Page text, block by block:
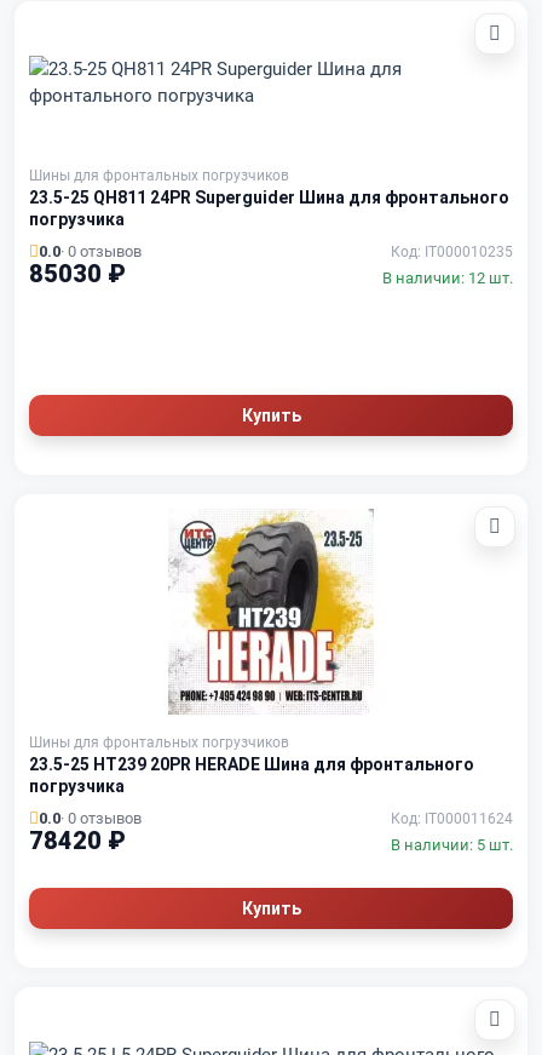
Шины для фронтальных погрузчиков
23.5-25 QH811 24PR Superguider Шина для фронтального
погрузчика
0.0· 0 отзывов Код: IT000010235
85030 ₽ В наличии: 12 шт.
Купить
Шины для фронтальных погрузчиков
23.5-25 HT239 20PR HERADE Шина для фронтального
погрузчика
0.0· 0 отзывов Код: IT000011624
78420 ₽ В наличии: 5 шт.
Купить